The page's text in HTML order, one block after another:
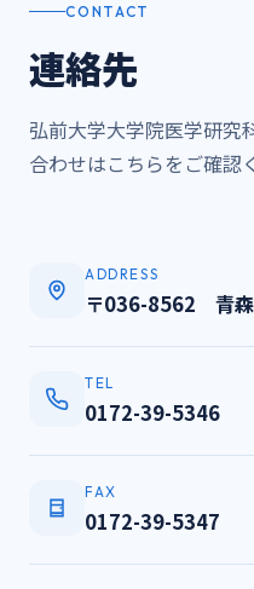
CONTACT
連絡先
弘前大学大学院医学研究
合わせはこちらをご確認
ADDRESS
〒036-8562 青森
TEL
0172-39-5346
FAX
0172-39-5347